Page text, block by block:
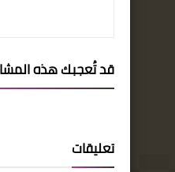
قد تُعجبك هذه
تعليقات